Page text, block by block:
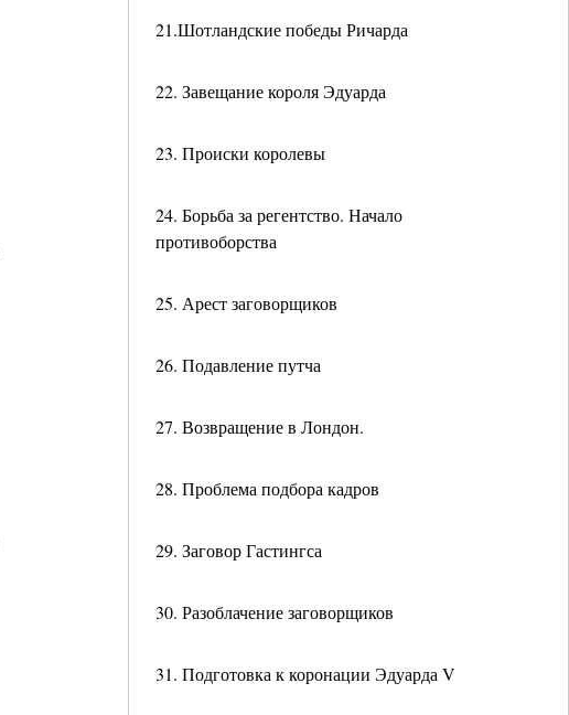
21.Шотландские победы Ричарда
22. Завещание короля Эдуарда
23. Происки королевы
24. Борьба за регентство. Начало
противоборства
25. Арест заговорщиков
26. Подавление путча
27. Возвращение в Лондон.
28. Проблема подбора кадров
29. Заговор Гастингса
30. Разоблачение заговорщиков
31. Подготовка к коронации Эдуарда V